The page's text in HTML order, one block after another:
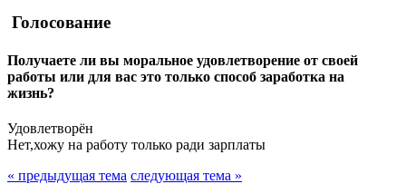
Голосование
Получаете ли вы моральное удовлетворение от своей
работы или для вас это только способ заработка на
жизнь?
Удовлетворён
Нет,хожу на работу только ради зарплаты
« предыдущая тема следующая тема »